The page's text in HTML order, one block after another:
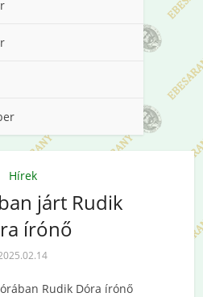
Hírek
járt Rudik
írónő
Rudik Dóra írónő